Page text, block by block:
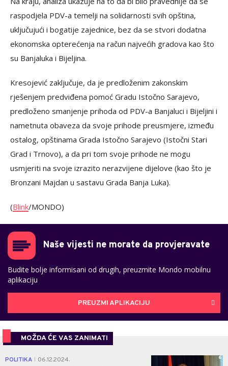
raspodjela PDV-a temelji na solidarnosti svih opština,
uključujući i bogatije zajednice, bez da se stvori dodatna
ekonomska opterećenja na račun najvećih gradova kao što
su Banjaluka i Bijeljina.
Kresojević zaključuje, da je predloženim zakonskim
rješenjem predviđena pomoć Gradu Istočno Sarajevo,
predloženo smanjenje prihoda od PDV-a Banjaluci i Bijeljini i
nametnuta obaveza da svoje prihode preusmjere, između
ostalog, opštinama Grada Istočno Sarajevo (Istočni Stari
Grad i Trnovo), a da pri tom svoje prihode ne mogu
usmjeriti na svoje izrazito nerazvijene dijelove (kao što je
Bronzani Majdan u sastavu Grada Banja Luka).
(Blink/MONDO)
Naše vijesti ne morate da provjeravate
Budite bolje informisani od drugih, preuzmite Mondo mobilnu
aplikaciju
PREUZMI APLIKACIJU
MOŽDA ĆE VAS ZANIMATI
POLITIKA 06.12.2024. 6